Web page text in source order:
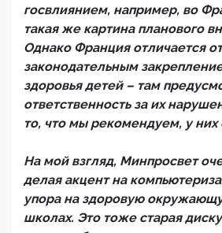
госвлиянием, например, во
такая же картина планового
Однако Франция отличается
законодательным
здоровья детей – там
ответственность за их
то, что мы рекомендуем, у них
На мой взгляд, Минпросвет
делая акцент на
упора на здоровую
школах. Это тоже старая